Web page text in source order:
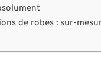
de robes : sur-